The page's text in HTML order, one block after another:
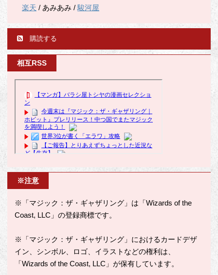
楽天 / あみあみ /駿河屋
購読する
相互RSS
※注意
※「マジック：ザ・ギャザリング」は「Wizards of the
Coast, LLC」の登録商標です。
※「マジック：ザ・ギャザリング」におけるカードデザ
イン、シンボル、ロゴ、イラストなどの権利は、
「Wizards of the Coast, LLC」が保有しています。